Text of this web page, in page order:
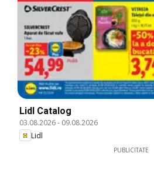
Lidl Catalog
03.08.2026- 09.08.2026
Lidl
PUBLICITATE